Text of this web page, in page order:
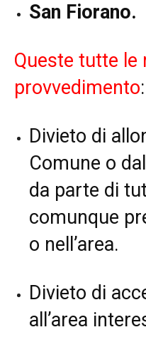
San Fiorano.
Queste tutte le
provvedimento:
Divieto di
Comune o
da parte di
comunque
o nell’area.
Divieto di
all’area